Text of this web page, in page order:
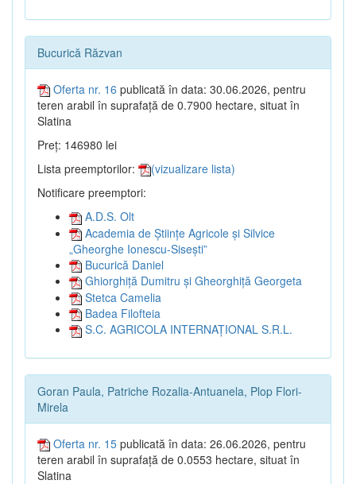
Bucurică Răzvan
Oferta nr. 16 publicată în data: 30.06.2026, pentru
teren arabil în suprafață de 0.7900 hectare, situat în
Slatina
Preț: 146980 lei
Lista preemptorilor:
(vizualizare lista)
Notificare preemptori:
A.D.S. Olt
Academia de Științe Agricole și Silvice
„Gheorghe Ionescu-Sisești”
Bucurică Daniel
Ghiorghiță Dumitru și Gheorghiță Georgeta
Stetca Camelia
Badea Filofteia
S.C. AGRICOLA INTERNAȚIONAL S.R.L.
Goran Paula, Patriche Rozalia-Antuanela, Plop Flori-
Mirela
Oferta nr. 15 publicată în data: 26.06.2026, pentru
teren arabil în suprafață de 0.0553 hectare, situat în
Slatina